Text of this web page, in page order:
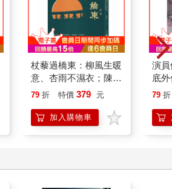
杖藜過橋東：柳風生暖
意、杏雨不濕衣；陳亮
恭談以心轉境的適齡漫
79 折 特價 379 元
加入購物車
演
底
79 折